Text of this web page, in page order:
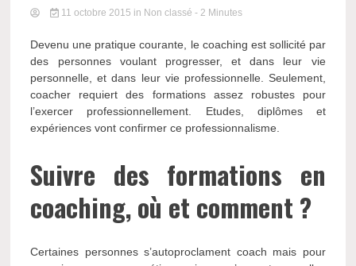
11 octobre 2015 in Non classé - 2 Minutes
Devenu une pratique courante, le coaching est sollicité par
des personnes voulant progresser, et dans leur vie
personnelle, et dans leur vie professionnelle. Seulement,
coacher requiert des formations assez robustes pour
l’exercer professionnellement. Etudes, diplômes et
expériences vont confirmer ce professionnalisme.
Suivre des formations en
coaching, où et comment ?
Certaines personnes s’autoproclament coach mais pour